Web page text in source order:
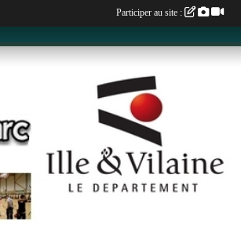
Participer au site :